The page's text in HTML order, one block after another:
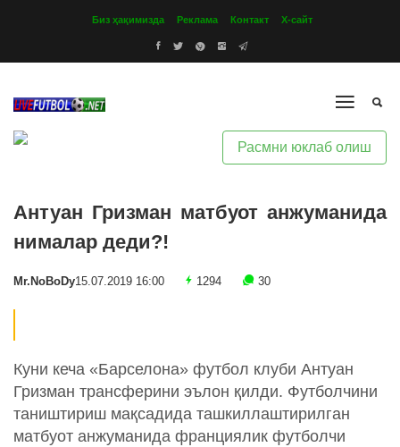
Биз ҳақимизда Реклама Контакт Х-сайт
Расмни юклаб олиш
Антуан Гризман матбуот анжуманида
нималар деди?!
Mr.NoBoDy15.07.2019 16:00 1294 30
Куни кеча «Барселона» футбол клуби Антуан
Гризман трансферини эълон қилди. Футболчини
таништириш мақсадида ташкиллаштирилган
матбуот анжуманида франциялик футболчи